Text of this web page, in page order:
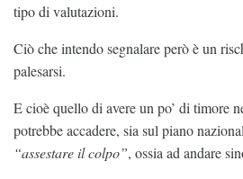
tipo di valutazioni.
Ciò che intendo segnalare però è un
palesarsi.
E cioè quello di avere un po’ di timore
potrebbe accadere, sia sul piano
“assestare il colpo”, ossia ad andare